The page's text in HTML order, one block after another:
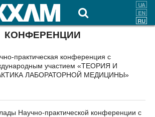
КОНФЕРЕНЦИИ
практическая конференция с
участием «ТЕОРИЯ И
ЛАБОРАТОРНОЙ МЕДИЦИНЫ»
Научно-практической конференции с